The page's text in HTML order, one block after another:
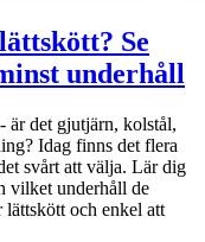
Se
underhåll
är det gjutjärn, kolstål,
Idag finns det flera
svårt att välja. Lär dig
vilket underhåll de
lättskött och enkel att